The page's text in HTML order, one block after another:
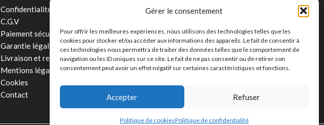
Gérer le consentement
Pour offrir les meilleures expériences, nous utilisons des technologies telles que les
cookies pour stocker et/ou accéder aux informations des appareils. Le fait de consentir à
ces technologies nous permettra de traiter des données telles que le comportement de
navigation ou les ID uniques sur ce site. Le fait de ne pas consentir ou de retirer son
consentement peut avoir un effet négatif sur certaines caractéristiques et fonctions.
Accepter Refuser
Politique de cookiesPolitique de confidentialité
Confidentialité
C.G.V
Paiement sécurisé
Garantie légale
Livraison et retour
Mentions légales
Cookies
Contact